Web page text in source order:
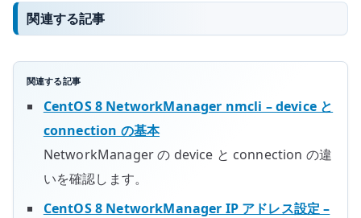
関連する記事
関連する記事
CentOS 8 NetworkManager nmcli – device と
connection の基本
NetworkManager の device と connection の違
いを確認します。
CentOS 8 NetworkManager IP アドレス設定 –